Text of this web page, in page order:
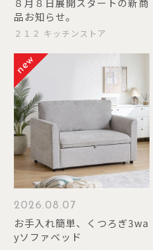
８月８日展開スタートの新商
品お知らせ。
２１２ キッチンストア
2026.08.07
お手入れ簡単、くつろぎ3wa
yソファベッド